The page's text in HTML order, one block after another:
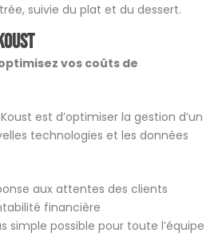
suivie du plat et du dessert.
vos coûts de
est d’optimiser la gestion d’un
technologies et les données
aux attentes des clients
financière
simple possible pour toute l’équipe